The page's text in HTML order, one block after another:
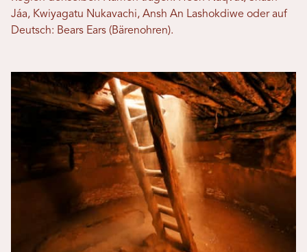
Jáa, Kwiyagatu Nukavachi, Ansh An Lashokdiwe oder auf
Deutsch: Bears Ears (Bärenohren).